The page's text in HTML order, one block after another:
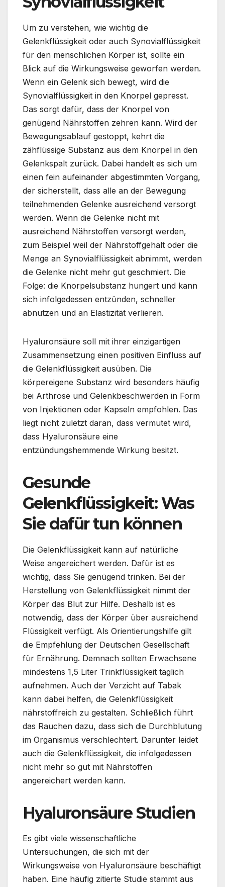
Um zu verstehen, wie wichtig die
Gelenkflüssigkeit oder auch Synovialflüssigkeit
für den menschlichen Körper ist, sollte ein
Blick auf die Wirkungsweise geworfen werden.
Wenn ein Gelenk sich bewegt, wird die
Synovialflüssigkeit in den Knorpel gepresst.
Das sorgt dafür, dass der Knorpel von
genügend Nährstoffen zehren kann. Wird der
Bewegungsablauf gestoppt, kehrt die
zähflüssige Substanz aus dem Knorpel in den
Gelenkspalt zurück. Dabei handelt es sich um
einen fein aufeinander abgestimmten Vorgang,
der sicherstellt, dass alle an der Bewegung
teilnehmenden Gelenke ausreichend versorgt
werden. Wenn die Gelenke nicht mit
ausreichend Nährstoffen versorgt werden,
zum Beispiel weil der Nährstoffgehalt oder die
Menge an Synovialflüssigkeit abnimmt, werden
die Gelenke nicht mehr gut geschmiert. Die
Folge: die Knorpelsubstanz hungert und kann
sich infolgedessen entzünden, schneller
abnutzen und an Elastizität verlieren.
Hyaluronsäure soll mit ihrer einzigartigen
Zusammensetzung einen positiven Einfluss auf
die Gelenkflüssigkeit ausüben. Die
körpereigene Substanz wird besonders häufig
bei Arthrose und Gelenkbeschwerden in Form
von Injektionen oder Kapseln empfohlen. Das
liegt nicht zuletzt daran, dass vermutet wird,
dass Hyaluronsäure eine
entzündungshemmende Wirkung besitzt.
Gesunde
Gelenkflüssigkeit: Was
Sie dafür tun können
Die Gelenkflüssigkeit kann auf natürliche
Weise angereichert werden. Dafür ist es
wichtig, dass Sie genügend trinken. Bei der
Herstellung von Gelenkflüssigkeit nimmt der
Körper das Blut zur Hilfe. Deshalb ist es
notwendig, dass der Körper über ausreichend
Flüssigkeit verfügt. Als Orientierungshilfe gilt
die Empfehlung der Deutschen Gesellschaft
für Ernährung. Demnach sollten Erwachsene
mindestens 1,5 Liter Trinkflüssigkeit täglich
aufnehmen. Auch der Verzicht auf Tabak
kann dabei helfen, die Gelenkflüssigkeit
nährstoffreich zu gestalten. Schließlich führt
das Rauchen dazu, dass sich die Durchblutung
im Organismus verschlechtert. Darunter leidet
auch die Gelenkflüssigkeit, die infolgedessen
nicht mehr so gut mit Nährstoffen
angereichert werden kann.
Hyaluronsäure Studien
Es gibt viele wissenschaftliche
Untersuchungen, die sich mit der
Wirkungsweise von Hyaluronsäure beschäftigt
haben. Eine häufig zitierte Studie stammt aus